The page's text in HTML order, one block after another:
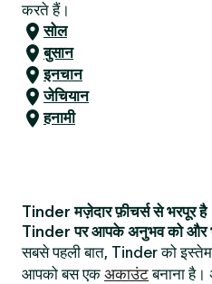
करते हैं।
सोल
बुसान
इनचान
जेचियान
हनामी
Tinder मज़ेदार फ़ीचर्स से भरपूर
Tinder पर आपके अनुभव को और
सबसे पहली बात, Tinder को
आपको बस एक अकाउंटबनाना है।